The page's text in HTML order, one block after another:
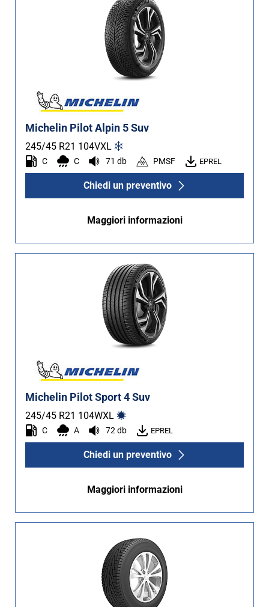
Michelin Pilot Alpin 5 Suv
245/45 R21 104VXL
C C 71 db PMSF EPREL
Chiedi un preventivo
Maggiori informazioni
Michelin Pilot Sport 4 Suv
245/45 R21 104WXL
C A 72 db EPREL
Chiedi un preventivo
Maggiori informazioni